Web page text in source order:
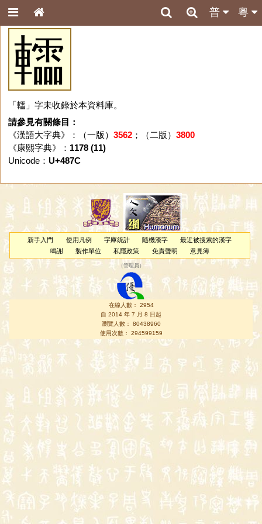
粵
普
䡼
「䡼」字未收錄於本資料庫。
請參見有關條目：
《漢語大字典》：（一版） 3562；（二版） 3800
《康熙字典》： 1178 (11)
Unicode： U+487C
新手入門 使用凡例 字庫統計 隨機漢字
最近被搜索的漢字
鳴謝
製作單位 私隱政策 免責聲明 意見簿
（管理員 ）
在線人數： 2954
自 2014 年 7 月 8 日起
瀏覽人數： 80438960
使用次數： 294599159